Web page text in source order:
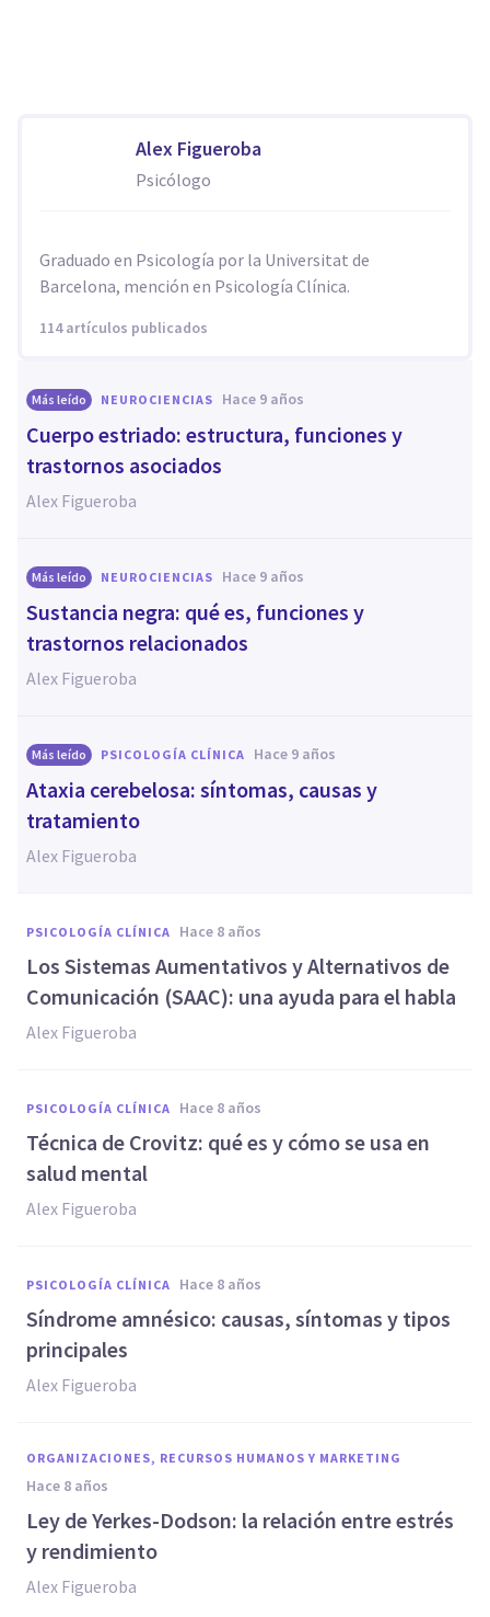
Alex Figueroba
Psicólogo
Graduado en Psicología por la Universitat de
Barcelona, mención en Psicología Clínica.
114 artículos publicados
Más leído NEUROCIENCIAS hace 9 años
Cuerpo estriado: estructura, funciones y
trastornos asociados
Alex Figueroba
Más leído NEUROCIENCIAS hace 9 años
Sustancia negra: qué es, funciones y
trastornos relacionados
Alex Figueroba
Más leído PSICOLOGÍA CLÍNICA hace 9 años
Ataxia cerebelosa: síntomas, causas y
tratamiento
Alex Figueroba
PSICOLOGÍA CLÍNICA hace 8 años
Los Sistemas Aumentativos y Alternativos de
Comunicación (SAAC): una ayuda para el habla
Alex Figueroba
PSICOLOGÍA CLÍNICA hace 8 años
Técnica de Crovitz: qué es y cómo se usa en
salud mental
Alex Figueroba
PSICOLOGÍA CLÍNICA hace 8 años
Síndrome amnésico: causas, síntomas y tipos
principales
Alex Figueroba
ORGANIZACIONES, RECURSOS HUMANOS Y MARKETING
hace 8 años
Ley de Yerkes-Dodson: la relación entre estrés
y rendimiento
Alex Figueroba